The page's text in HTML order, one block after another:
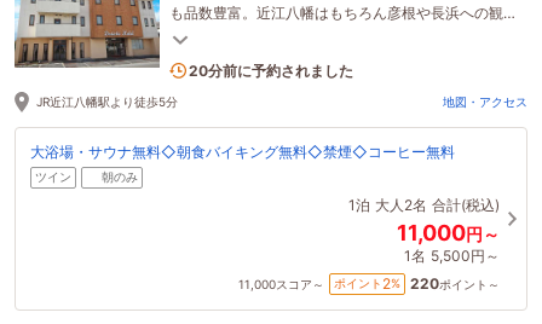
も品数豊富。近江八幡はもちろん彦根や長浜への観
光にも便利！検温とご本人確認にご協力ください。
2名がこの宿を見ています
JR近江八幡駅より徒歩5分 地図・アクセス
大浴場・サウナ無料◇朝食バイキング無料◇禁煙◇コーヒー無料
ツイン 朝のみ
1泊 大人2名 合計(税込)
11,000円～
1名 5,500円～
11,000スコア～ ポイント 2% 220ポイント～